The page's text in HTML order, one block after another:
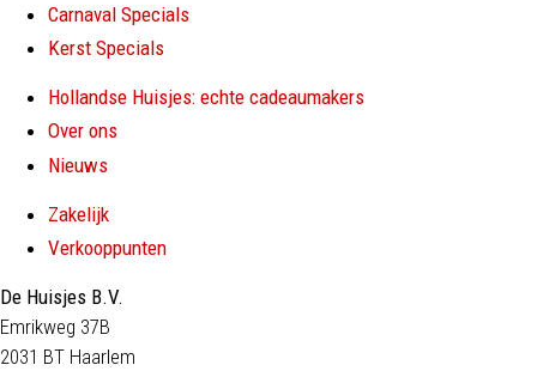
Carnaval Specials
Kerst Specials
Hollandse Huisjes: echte cadeaumakers
Over ons
Nieuws
Zakelijk
Verkooppunten
De Huisjes B.V.
Emrikweg 37B
2031 BT Haarlem